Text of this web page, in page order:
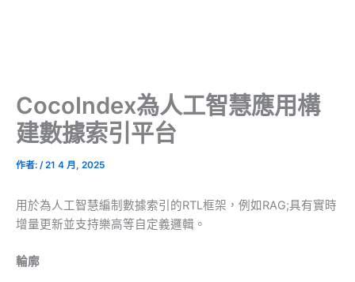
CocoIndex為人工智慧應用構
建數據索引平台
作者: /21 4 月, 2025
用於為人工智慧編制數據索引的RTL框架，例如RAG;具有實時
增量更新並支持樂高等自定義邏輯。
輪廓